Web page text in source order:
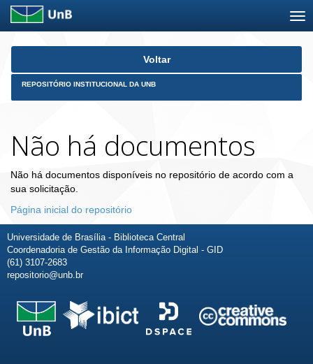
Skip
Voltar
REPOSITÓRIO INSTITUCIONAL DA UNB
Não há documentos
Não há documentos disponíveis no repositório de acordo com a
sua solicitação.
Página inicial do repositório
Universidade de Brasília - Biblioteca Central
Coordenadoria de Gestão da Informação Digital - GID
(61) 3107-2683
repositorio@unb.br